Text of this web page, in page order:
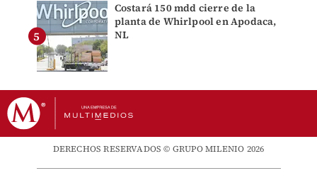
Costará 150 mdd cierre de la
planta de Whirlpool en Apodaca,
NL
DERECHOS RESERVADOS © GRUPO MILENIO 2026